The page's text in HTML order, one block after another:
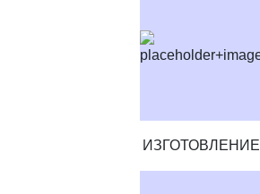
ИЗГОТОВЛЕНИЕ